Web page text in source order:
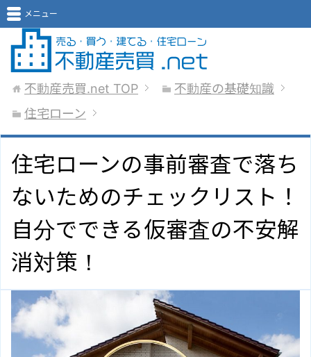
メニュー
不動産売買.net TOP
不動産の基礎知識
住宅ローン
住宅ローンの事前審査で落ち
ないためのチェックリスト！
自分でできる仮審査の不安解
消対策！